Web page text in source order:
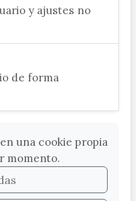
y ajustes no
de forma
una cookie propia
momento.